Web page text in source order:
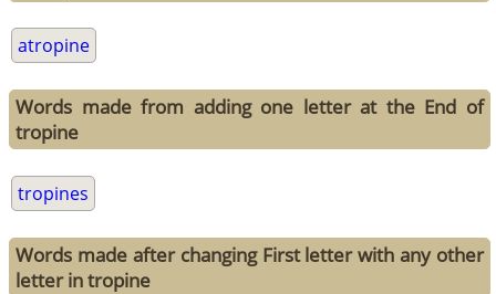
atropine
Words made from adding one letter at the End of
tropine
tropines
Words made after changing First letter with any other
letter in tropine